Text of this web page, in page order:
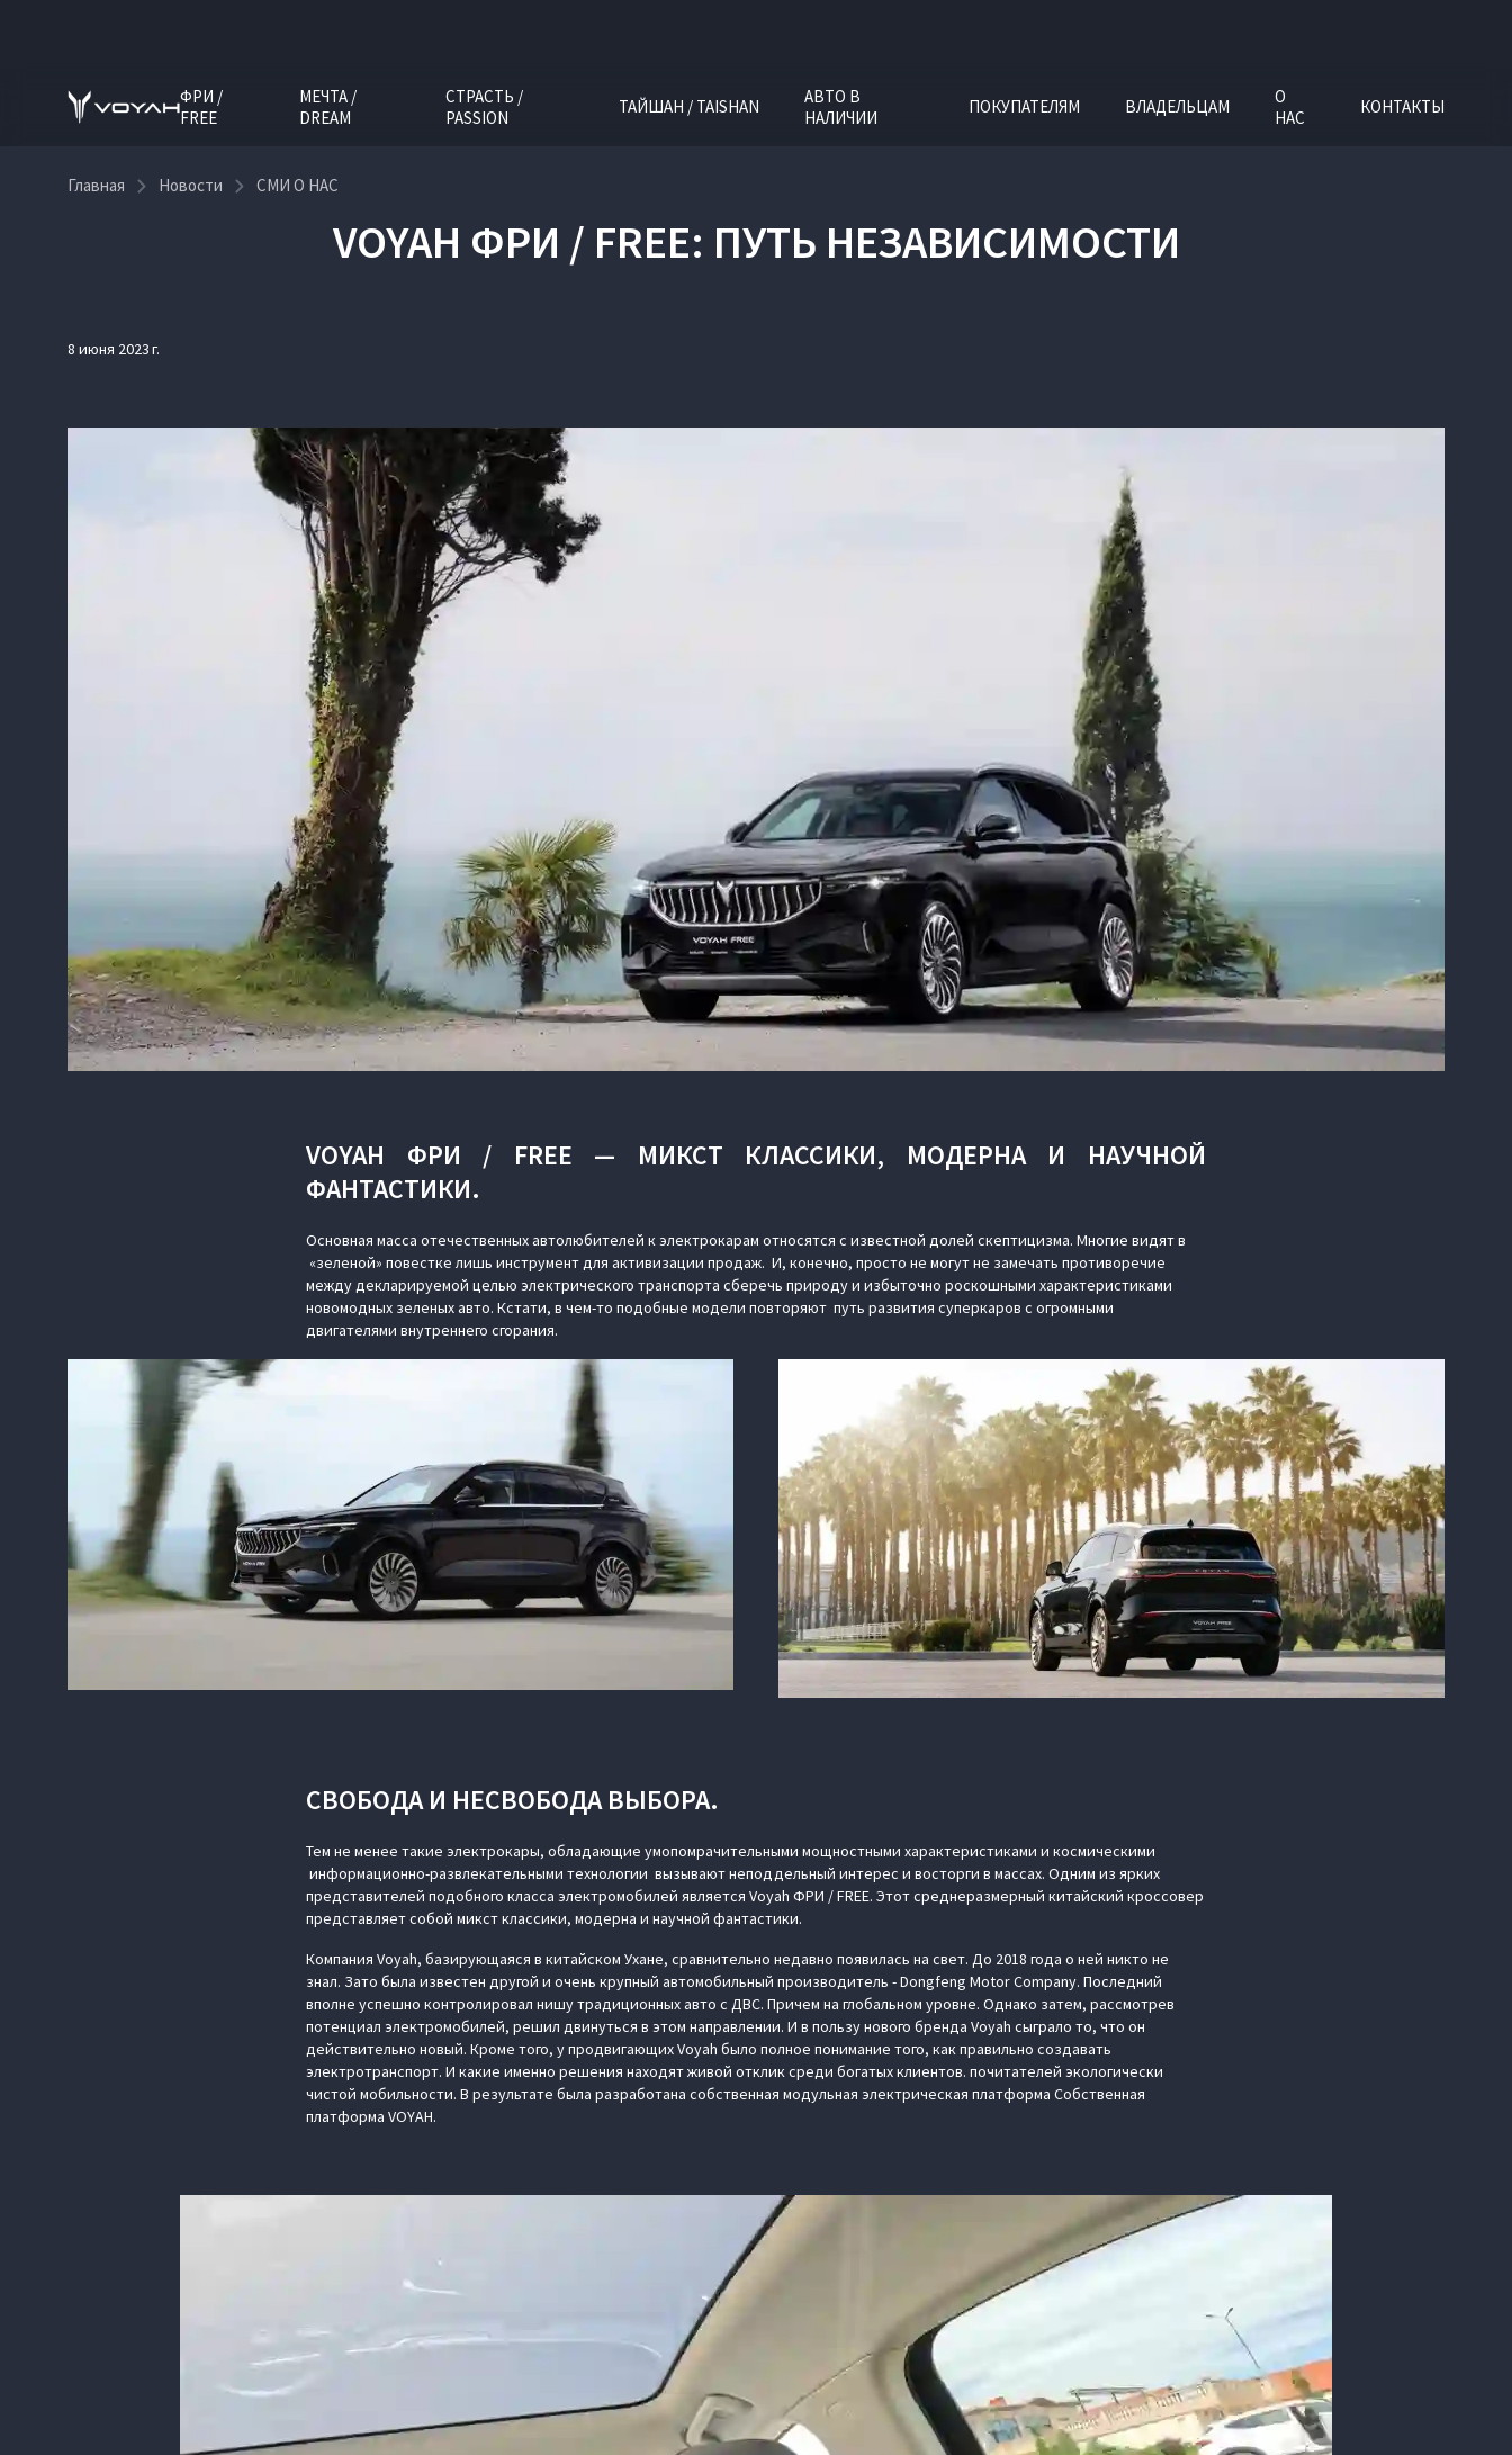
ФРИ /
FREE
МЕЧТА /
DREAM
СТРАСТЬ /
PASSION
ТАЙШАН / TAISHAN
АВТО В
НАЛИЧИИ
ПОКУПАТЕЛЯМ ВЛАДЕЛЬЦАМ
О
НАС
КОНТАКТЫ
Главная Новости СМИ О НАС
VOYAH ФРИ / FREE: ПУТЬ НЕЗАВИСИМОСТИ
8 июня 2023 г.
VOYAH ФРИ / FREE — МИКСТ КЛАССИКИ, МОДЕРНА И НАУЧНОЙ
ФАНТАСТИКИ.
Основная масса отечественных автолюбителей к электрокарам относятся с известной долей скептицизма. Многие видят в
«зеленой» повестке лишь инструмент для активизации продаж. И, конечно, просто не могут не замечать противоречие
между декларируемой целью электрического транспорта сберечь природу и избыточно роскошными характеристиками
новомодных зеленых авто. Кстати, в чем-то подобные модели повторяют путь развития суперкаров с огромными
двигателями внутреннего сгорания.
СВОБОДА И НЕСВОБОДА ВЫБОРА.
Тем не менее такие электрокары, обладающие умопомрачительными мощностными характеристиками и космическими
информационно-развлекательными технологии вызывают неподдельный интерес и восторги в массах. Одним из ярких
представителей подобного класса электромобилей является Voyah ФРИ / FREE. Этот среднеразмерный китайский кроссовер
представляет собой микст классики, модерна и научной фантастики.
Компания Voyah, базирующаяся в китайском Ухане, сравнительно недавно появилась на свет. До 2018 года о ней никто не
знал. Зато была известен другой и очень крупный автомобильный производитель - Dongfeng Motor Company. Последний
вполне успешно контролировал нишу традиционных авто с ДВС. Причем на глобальном уровне. Однако затем, рассмотрев
потенциал электромобилей, решил двинуться в этом направлении. И в пользу нового бренда Voyah сыграло то, что он
действительно новый. Кроме того, у продвигающих Voyah было полное понимание того, как правильно создавать
электротранспорт. И какие именно решения находят живой отклик среди богатых клиентов. почитателей экологически
чистой мобильности. В результате была разработана собственная модульная электрическая платформа Cобственная
платформа VOYAH.